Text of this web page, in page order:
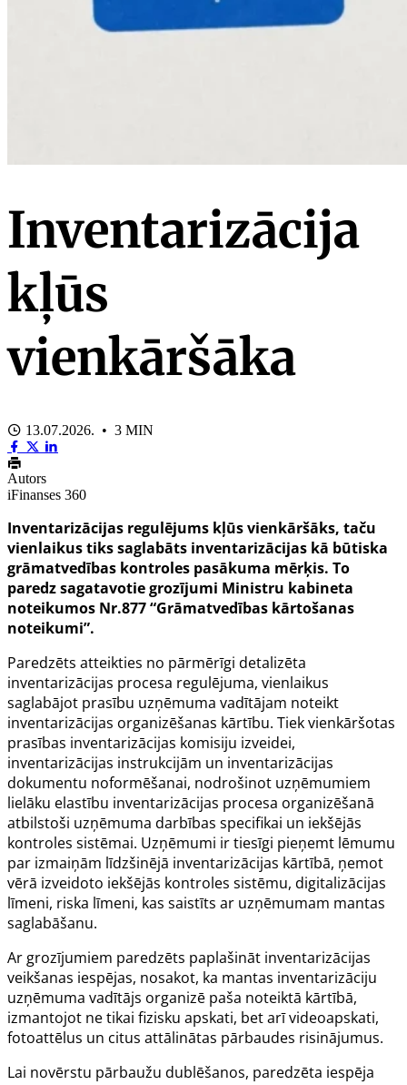
Inventarizācija
kļūs
vienkāršāka
13.07.2026. • 3 MIN
Autors
iFinanses 360
Inventarizācijas regulējums kļūs vienkāršāks, taču
vienlaikus tiks saglabāts inventarizācijas kā būtiska
grāmatvedības kontroles pasākuma mērķis. To
paredz sagatavotie grozījumi Ministru kabineta
noteikumos Nr.877 “Grāmatvedības kārtošanas
noteikumi”.
Paredzēts atteikties no pārmērīgi detalizēta
inventarizācijas procesa regulējuma, vienlaikus
saglabājot prasību uzņēmuma vadītājam noteikt
inventarizācijas organizēšanas kārtību. Tiek vienkāršotas
prasības inventarizācijas komisiju izveidei,
inventarizācijas instrukcijām un inventarizācijas
dokumentu noformēšanai, nodrošinot uzņēmumiem
lielāku elastību inventarizācijas procesa organizēšanā
atbilstoši uzņēmuma darbības specifikai un iekšējās
kontroles sistēmai. Uzņēmumi ir tiesīgi pieņemt lēmumu
par izmaiņām līdzšinējā inventarizācijas kārtībā, ņemot
vērā izveidoto iekšējās kontroles sistēmu, digitalizācijas
līmeni, riska līmeni, kas saistīts ar uzņēmumam mantas
saglabāšanu.
Ar grozījumiem paredzēts paplašināt inventarizācijas
veikšanas iespējas, nosakot, ka mantas inventarizāciju
uzņēmuma vadītājs organizē paša noteiktā kārtībā,
izmantojot ne tikai fizisku apskati, bet arī videoapskati,
fotoattēlus un citus attālinātas pārbaudes risinājumus.
Lai novērstu pārbaužu dublēšanos, paredzēta iespēja